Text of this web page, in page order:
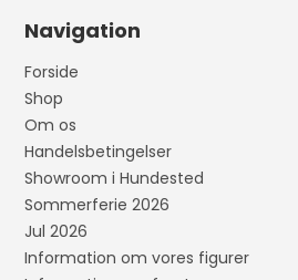
Navigation
Forside
Shop
Om os
Handelsbetingelser
Showroom i Hundested
Sommerferie 2026
Jul 2026
Information om vores figurer